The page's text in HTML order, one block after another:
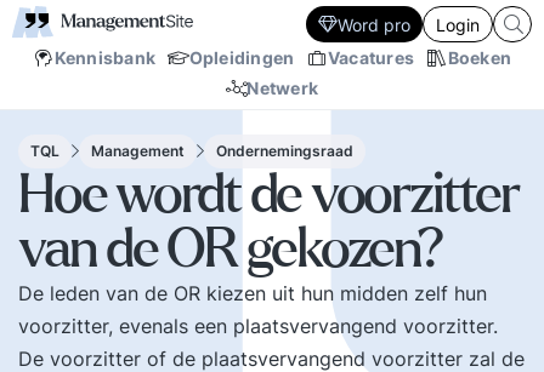
Kennisbank Opleidingen Vacatures
Boeken
Netwerk
Word pro Login
TQL Management Ondernemingsraad
Hoe wordt de voorzitter
van de OR gekozen?
De leden van de OR kiezen uit hun midden zelf hun
voorzitter, evenals een plaatsvervangend voorzitter.
De voorzitter of de plaatsvervangend voorzitter zal de